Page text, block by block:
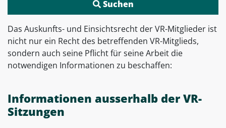
Das Auskunfts- und Einsichtsrecht der VR-Mitglieder ist
nicht nur ein Recht des betreffenden VR-Mitglieds,
sondern auch seine Pflicht für seine Arbeit die
notwendigen Informationen zu beschaffen:
Informationen ausserhalb der VR-
Sitzungen